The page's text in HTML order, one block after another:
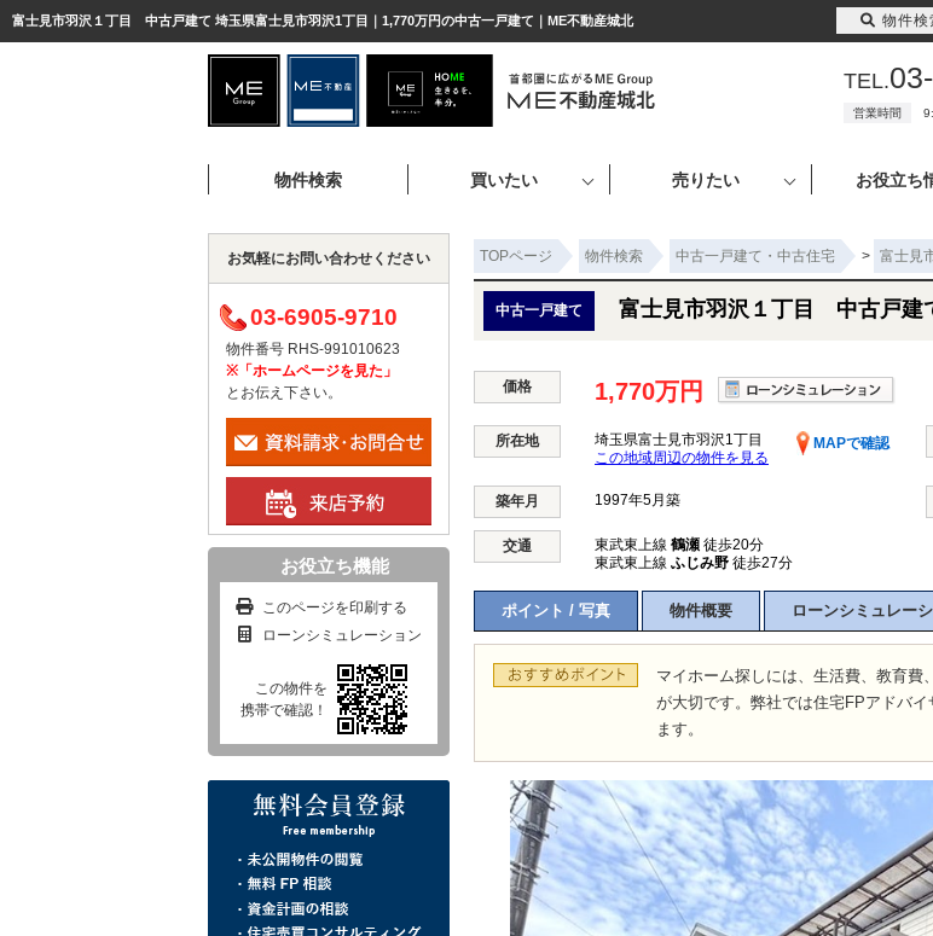
富士見市羽沢１丁目 中古戸建て 埼玉県富士見市羽沢1丁目｜1,770万円の中古一戸建て｜ME不動産城北
TEL.
営業時間
物件検索 買いたい 売りたい お役立ち
TOPページ 物件検索 中古一戸建て・中古住宅 > 富士見
中古一戸建て 富士見市羽沢１丁目 中古戸建
価格 1,770万円
所在地 埼玉県富士見市羽沢1丁目
MAPで確認
この地域周辺の物件を見る
築年月 1997年5月築
交通 東武東上線 鶴瀬 徒歩20分
東武東上線 ふじみ野 徒歩27分
ポイント / 写真 物件概要 ローンシミュレー
マイホーム探しには、生活費、教育費
が大切です。弊社では住宅FPアドバ
ます。
お気軽にお問い合わせください
03-6905-9710
物件番号 RHS-991010623
※「ホームページを見た」
とお伝え下さい。
お役立ち機能
このページを印刷する
ローンシミュレーション
この物件を
携帯で確認！
物件検